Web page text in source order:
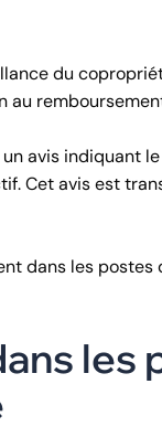
du
avis indiquant
Cet avis est
dans les
les